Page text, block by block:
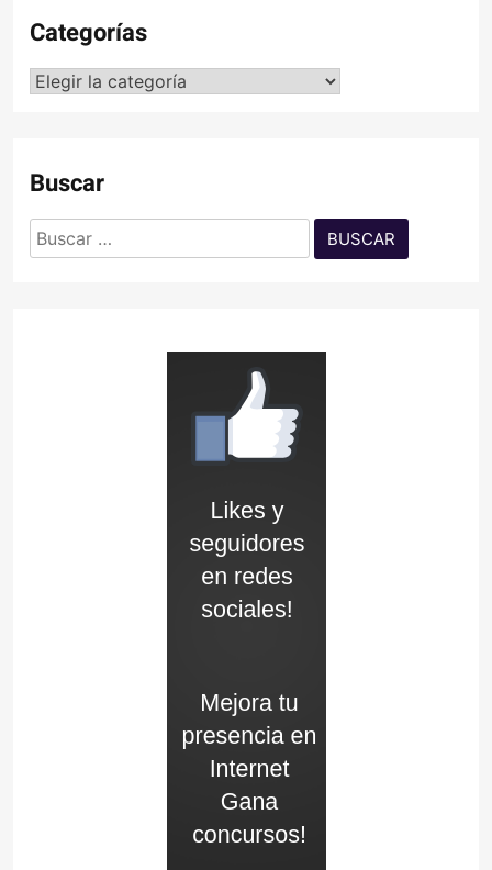
Categorías
Categorías
Buscar
Buscar: